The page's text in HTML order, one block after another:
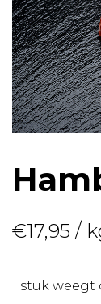
€17,95 /
1 stuk weegt